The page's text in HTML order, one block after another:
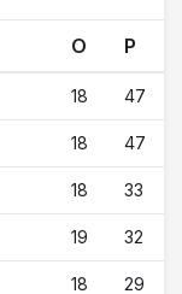
O P
18 47
18 47
18 33
19 32
18 29